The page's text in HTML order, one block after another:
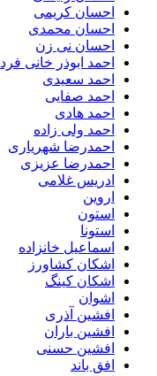
احسان کریمی
احسان محمدی
احسان نی زن
احمد ابوذر خانی فرد
احمد سعیدی
احمد صفایی
احمد هادی
احمد ولی زاده
احمدرضا شهریاری
احمدرضا عزیزی
ادریس غلامی
اروین
استون
استونا
اسماعیل خانزاده
اشکان کشاورز
اشکان کینگ
اشوان
افشین آذری
افشین باران
افشین حسنی
افق باند